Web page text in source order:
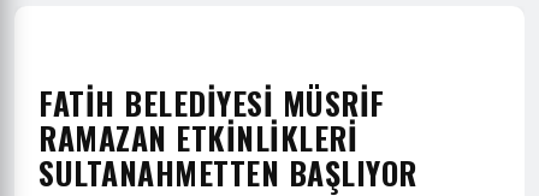
FATIH BELEDIYESI MÜSRIF
RAMAZAN ETKINLIKLERI
SULTANAHMETTEN BAŞLIYOR